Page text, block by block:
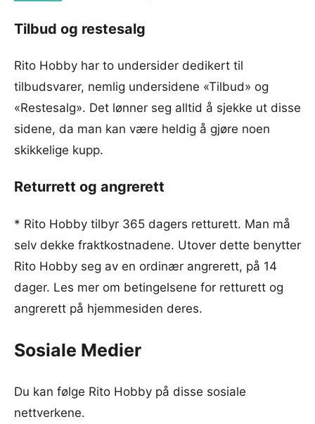
Tilbud og restesalg
Rito Hobby har to undersider dedikert til
tilbudsvarer, nemlig undersidene «Tilbud» og
«Restesalg». Det lønner seg alltid å sjekke ut disse
sidene, da man kan være heldig å gjøre noen
skikkelige kupp.
Returrett og angrerett
* Rito Hobby tilbyr 365 dagers retturett. Man må
selv dekke fraktkostnadene. Utover dette benytter
Rito Hobby seg av en ordinær angrerett, på 14
dager. Les mer om betingelsene for retturett og
angrerett på hjemmesiden deres.
Sosiale Medier
Du kan følge Rito Hobby på disse sosiale
nettverkene.